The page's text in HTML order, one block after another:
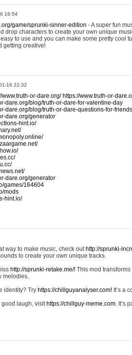
16:54
game/sprunki-sinner-edition - A super fun
drop characters to create your own unique
to use and you can make some pretty cool
getting creative!
16 22:32
www.truth-or-dare.org/ https://www.truth-or-
dare.org/blog/truth-or-dare-for-valentine-day
dare.org/blog/truth-or-dare-questions-for-friends
dare.org/generator
hint.io/
dare.org/generator
games/164604
mods
hint.io/
way to make music, check out http://sprunki-
to create your own unique tracks.
http://sprunki-retake.me/! This mod
melodies.
identity? Try https://chillguyanalyser.com! It’s a
good laugh, visit https://chillguy-meme.com. It’s